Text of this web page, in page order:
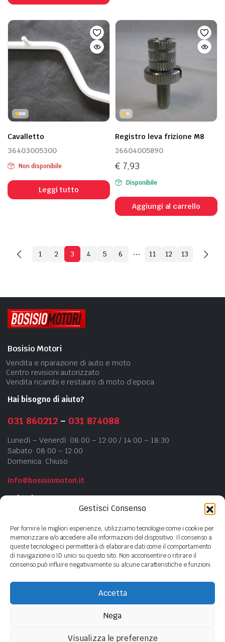
Gestisci Consenso
Per fornire le migliori esperienze, utilizziamo tecnologie come i cookie per
memorizzare e/o accedere alle informazioni del dispositivo. Il consenso a
queste tecnologie ci permetterà di elaborare dati come il comportamento
di navigazione o ID unici su questo sito. Non acconsentire o ritirare il
consenso può influire negativamente su alcune caratteristiche e funzioni.
Accetta
Nega
Visualizza le preferenze
Cavalletto
36403005300
Non disponibile
Leggi tutto
Registro leva frizione M8
26604005890
€ 7,93
Disponibile
Aggiungi al carrello
1 2 3 4 5 6 … 11 12 13
Bosisio Motori
Vendita e riparazione di auto e moto
Centro revisioni autorizzato
Vendita ricambi e restauro di moto d’epoca
Hai bisogno di aiuto?
031 860212– 031 874088
Lunedì – Venerdì: 08:00 – 12:00 / 14:00 – 18:30
Sabato: 08:00 – 12:00
Domenica: Chiuso
info@bosisiomotori.it
Azienda
Contatti
Privacy Policy
Cookie Policy
Copyright ©2023- BOSISIO MOTORI s.n.c di Bosisio F.lli - P.Iva